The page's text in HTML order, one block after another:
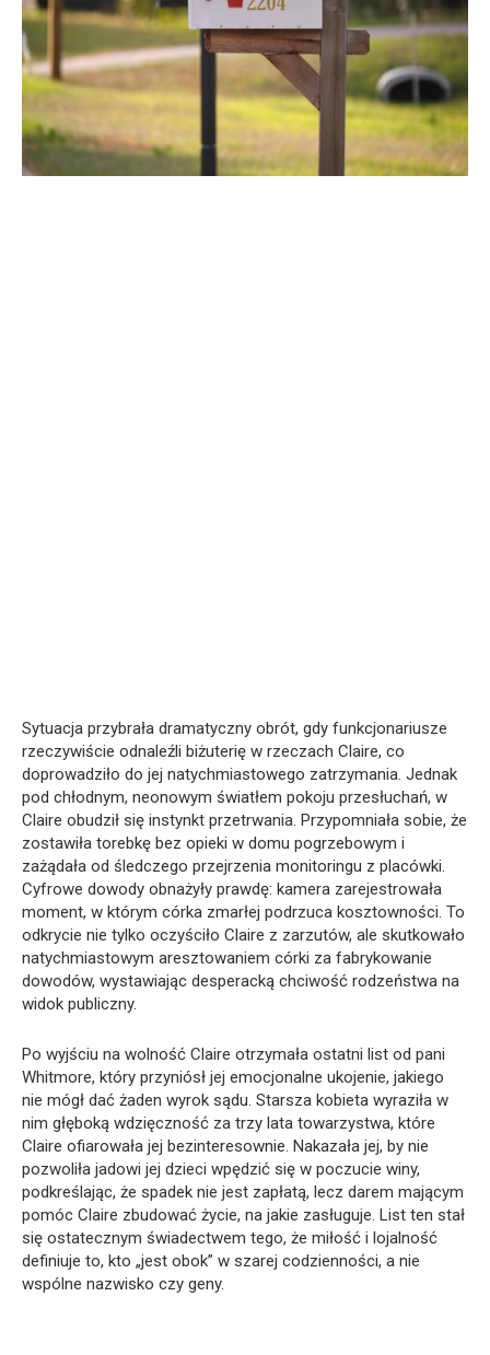
Sytuacja przybrała dramatyczny obrót, gdy funkcjonariusze
rzeczywiście odnaleźli biżuterię w rzeczach Claire, co
doprowadziło do jej natychmiastowego zatrzymania. Jednak
pod chłodnym, neonowym światłem pokoju przesłuchań, w
Claire obudził się instynkt przetrwania. Przypomniała sobie, że
zostawiła torebkę bez opieki w domu pogrzebowym i
zażądała od śledczego przejrzenia monitoringu z placówki.
Cyfrowe dowody obnażyły prawdę: kamera zarejestrowała
moment, w którym córka zmarłej podrzuca kosztowności. To
odkrycie nie tylko oczyściło Claire z zarzutów, ale skutkowało
natychmiastowym aresztowaniem córki za fabrykowanie
dowodów, wystawiając desperacką chciwość rodzeństwa na
widok publiczny.
Po wyjściu na wolność Claire otrzymała ostatni list od pani
Whitmore, który przyniósł jej emocjonalne ukojenie, jakiego
nie mógł dać żaden wyrok sądu. Starsza kobieta wyraziła w
nim głęboką wdzięczność za trzy lata towarzystwa, które
Claire ofiarowała jej bezinteresownie. Nakazała jej, by nie
pozwoliła jadowi jej dzieci wpędzić się w poczucie winy,
podkreślając, że spadek nie jest zapłatą, lecz darem mającym
pomóc Claire zbudować życie, na jakie zasługuje. List ten stał
się ostatecznym świadectwem tego, że miłość i lojalność
definiuje to, kto „jest obok” w szarej codzienności, a nie
wspólne nazwisko czy geny.